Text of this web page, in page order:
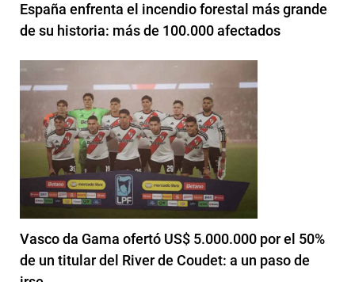
España enfrenta el incendio forestal más grande
de su historia: más de 100.000 afectados
Vasco da Gama ofertó US$ 5.000.000 por el 50%
de un titular del River de Coudet: a un paso de